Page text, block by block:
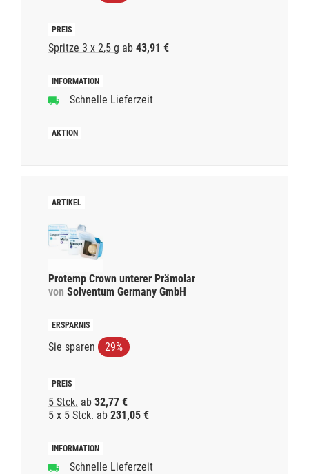
Spritze 3 x 2,5 g ab 43,91 €
Schnelle Lieferzeit
Protemp Crown unterer Prämolar
von Solventum Germany GmbH
Sie sparen 29%
5 Stck. ab 32,77 €
5 x 5 Stck. ab 231,05 €
Schnelle Lieferzeit